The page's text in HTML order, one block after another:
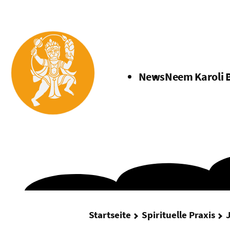
Menü
NewsNeem Karoli
Startseite Spirituelle Praxis